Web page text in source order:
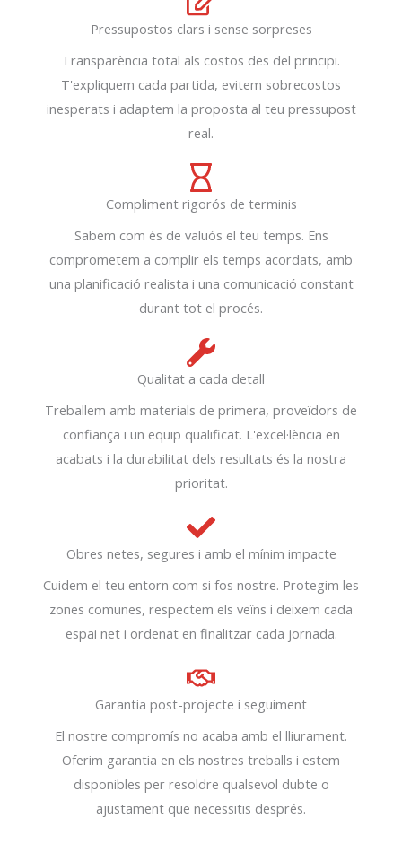
Pressupostos clars i sense sorpreses
Transparència total als costos des del principi.
T'expliquem cada partida, evitem sobrecostos
inesperats i adaptem la proposta al teu pressupost
real.
Compliment rigorós de terminis
Sabem com és de valuós el teu temps. Ens
comprometem a complir els temps acordats, amb
una planificació realista i una comunicació constant
durant tot el procés.
Qualitat a cada detall
Treballem amb materials de primera, proveïdors de
confiança i un equip qualificat. L'excel·lència en
acabats i la durabilitat dels resultats és la nostra
prioritat.
Obres netes, segures i amb el mínim impacte
Cuidem el teu entorn com si fos nostre. Protegim les
zones comunes, respectem els veïns i deixem cada
espai net i ordenat en finalitzar cada jornada.
Garantia post-projecte i seguiment
El nostre compromís no acaba amb el lliurament.
Oferim garantia en els nostres treballs i estem
disponibles per resoldre qualsevol dubte o
ajustament que necessitis després.